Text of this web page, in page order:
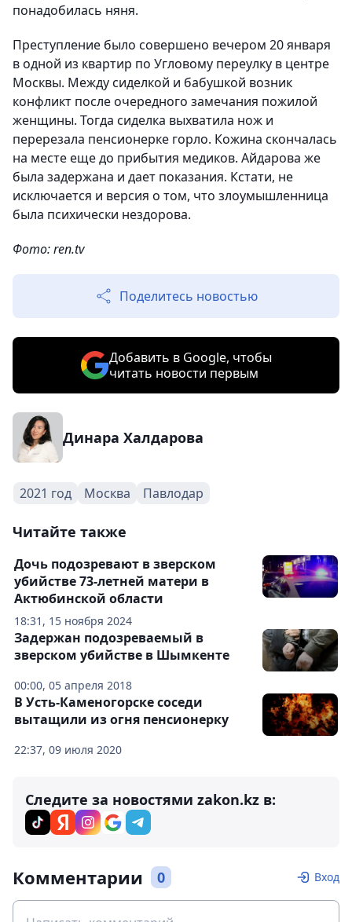
понадобилась няня.
Преступление было совершено вечером 20 января
в одной из квартир по Угловому переулку в центре
Москвы. Между сиделкой и бабушкой возник
конфликт после очередного замечания пожилой
женщины. Тогда сиделка выхватила нож и
перерезала пенсионерке горло. Кожина скончалась
на месте еще до прибытия медиков. Айдарова же
была задержана и дает показания. Кстати, не
исключается и версия о том, что злоумышленница
была психически нездорова.
Фото: ren.tv
Поделитесь новостью
Добавить в Google, чтобы
читать новости первым
Динара Халдарова
2021 год Москва Павлодар
Читайте также
18:31, 15 ноября 2024
Дочь подозревают в зверском
убийстве 73-летней матери в
Актюбинской области
00:00, 05 апреля 2018
Задержан подозреваемый в
зверском убийстве в Шымкенте
22:37, 09 июля 2020
В Усть-Каменогорске соседи
вытащили из огня пенсионерку
Следите за новостями zakon.kz в:
Комментарии 0 Вход